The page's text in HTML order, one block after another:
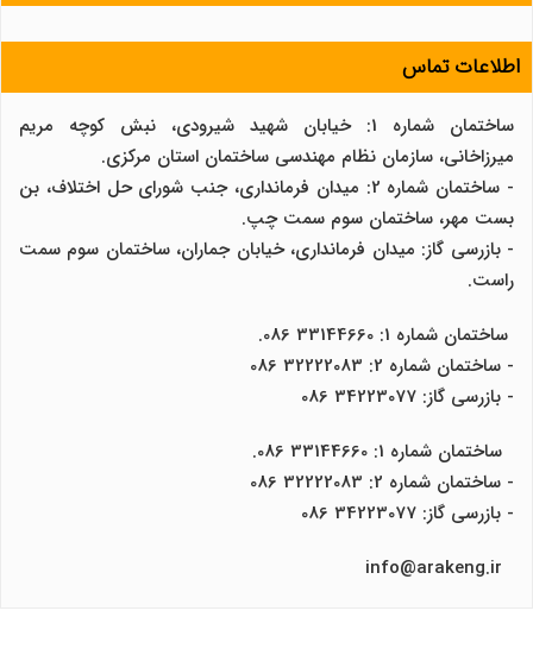
اطلاعات تماس
ساختمان شماره 1: خیابان شهید شیرودی، نبش کوچه مریم
میرزاخانی، سازمان نظام مهندسی ساختمان استان مرکزی.
- ساختمان شماره 2: میدان فرمانداری، جنب شورای حل اختلاف، بن
بست مهر، ساختمان سوم سمت چپ.
- بازرسی گاز: میدان فرمانداری، خیابان جماران، ساختمان سوم سمت
راست.
ساختمان شماره 1: 33144660 086.
- ساختمان شماره 2: 32222083 086
- بازرسی گاز: 34223077 086
ساختمان شماره 1: 33144660 086.
- ساختمان شماره 2: 32222083 086
- بازرسی گاز: 34223077 086